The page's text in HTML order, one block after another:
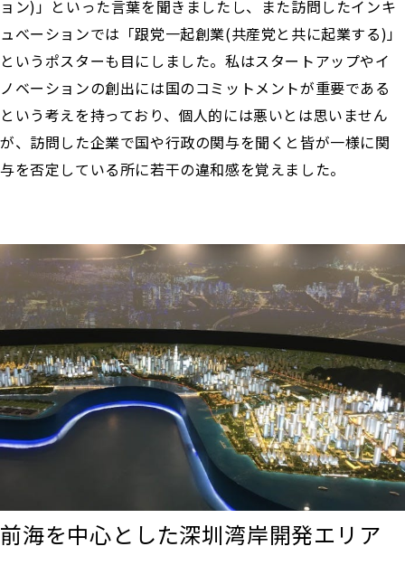
ョン)」といった言葉を聞きましたし、また訪問したインキ
ュべーションでは「跟党一起創業(共産党と共に起業する)」
というポスターも目にしました。私はスタートアップやイ
ノベーションの創出には国のコミットメントが重要である
という考えを持っており、個人的には悪いとは思いません
が、訪問した企業で国や行政の関与を聞くと皆が一様に関
与を否定している所に若干の違和感を覚えました。
前海を中心とした深圳湾岸開発エリア